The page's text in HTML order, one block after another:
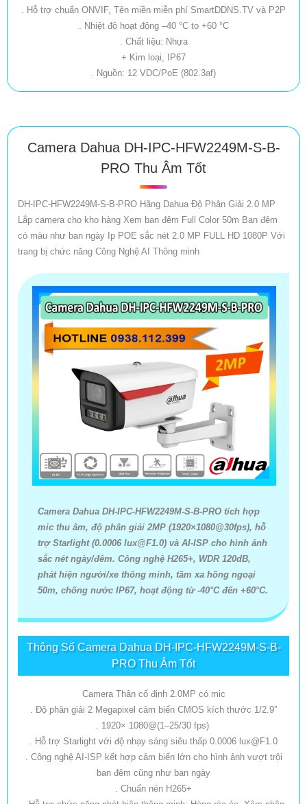
. Hỗ trợ chuẩn ONVIF, Tên miền miễn phí SmartDDNS.TV và P2P
. Nhiệt độ hoạt động –40 °C to +60 °C
. Chất liệu: Nhựa
+ Kim loại, IP67
. Nguồn: 12 VDC/PoE (802.3af)
Camera Dahua DH-IPC-HFW2249M-S-B-
PRO Thu Âm Tốt
DH-IPC-HFW2249M-S-B-PRO Hãng Dahua Độ Phân Giải 2.0 MP
Lắp camera cho kho hàng Xem ban đêm Full Color 50m Ban đêm
có màu như ban ngày Ip POE sắc nét 2.0 MP FULL HD 1080P Với
trang bị chức năng Công Nghệ AI Thông minh
Camera Dahua DH-IPC-HFW2249M-S-B-PRO tích hợp
mic thu âm, độ phân giải 2MP (1920×1080@30fps), hỗ
trợ Starlight (0.0006 lux@F1.0) và AI-ISP cho hình ảnh
sắc nét ngày/đêm. Công nghệ H265+, WDR 120dB,
phát hiện người/xe thông minh, tầm xa hồng ngoại
50m, chống nước IP67, hoạt động từ -40°C đến +60°C.
Thông Số Camera Dahua DH-IPC-HFW2249M-S-B-
PRO Thu Âm Tốt
Camera Thân cố định 2.0MP có mic
. Độ phân giải 2 Megapixel cảm biến CMOS kích thước 1/2.9”
. 1920× 1080@(1–25/30 fps)
. Hỗ trợ Starlight với độ nhạy sáng siêu thấp 0.0006 lux@F1.0
. Công nghệ AI-ISP kết hợp cảm biến lớn cho hình ảnh vượt trội
ban đêm cũng như ban ngày
. Chuẩn nén H265+